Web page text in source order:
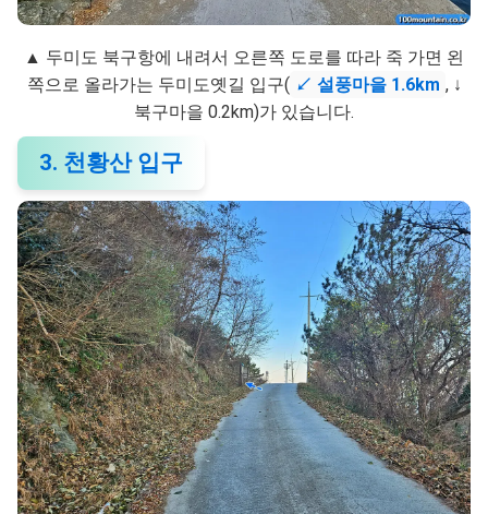
▲ 두미도 북구항에 내려서 오른쪽 도로를 따라 죽 가면 왼
쪽으로 올라가는 두미도옛길 입구( ↙ 설풍마을 1.6km , ↓
북구마을 0.2km)가 있습니다.
3. 천황산 입구